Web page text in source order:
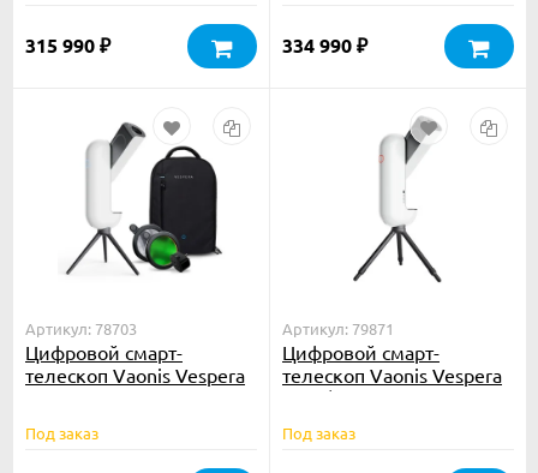
315 990 ₽ 334 990 ₽
Артикул: 78703
Цифровой смарт-
телескоп Vaonis Vespera
Под заказ
Артикул: 79871
Цифровой смарт-
телескоп Vaonis Vespera
PRO (со штативом и
Под заказ